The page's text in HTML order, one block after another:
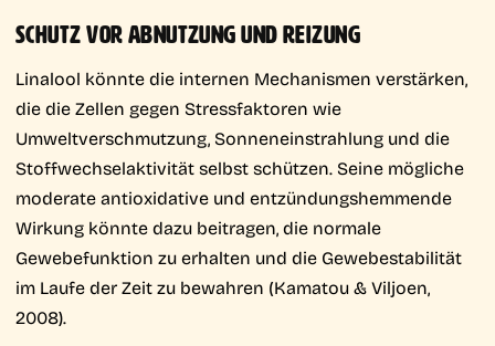
SCHUTZ VOR ABNUTZUNG UND REIZUNG
Linalool könnte die internen Mechanismen verstärken,
die die Zellen gegen Stressfaktoren wie
Umweltverschmutzung, Sonneneinstrahlung und die
Stoffwechselaktivität selbst schützen. Seine mögliche
moderate antioxidative und entzündungshemmende
Wirkung könnte dazu beitragen, die normale
Gewebefunktion zu erhalten und die Gewebestabilität
im Laufe der Zeit zu bewahren (Kamatou & Viljoen,
2008).